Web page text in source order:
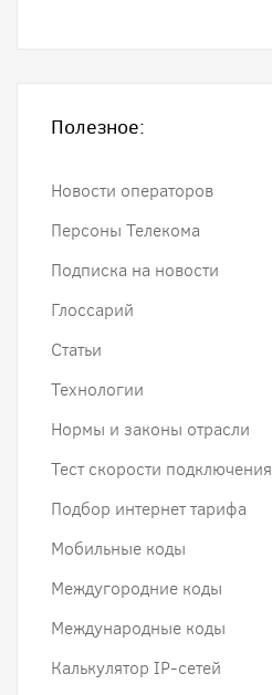
Полезное:
Новости операторов
Персоны Телекома
Подписка на новости
Глоссарий
Статьи
Технологии
Нормы и законы отрасли
Тест скорости подключения
Подбор интернет тарифа
Мобильные коды
Междугородние коды
Международные коды
Калькулятор IP-сетей